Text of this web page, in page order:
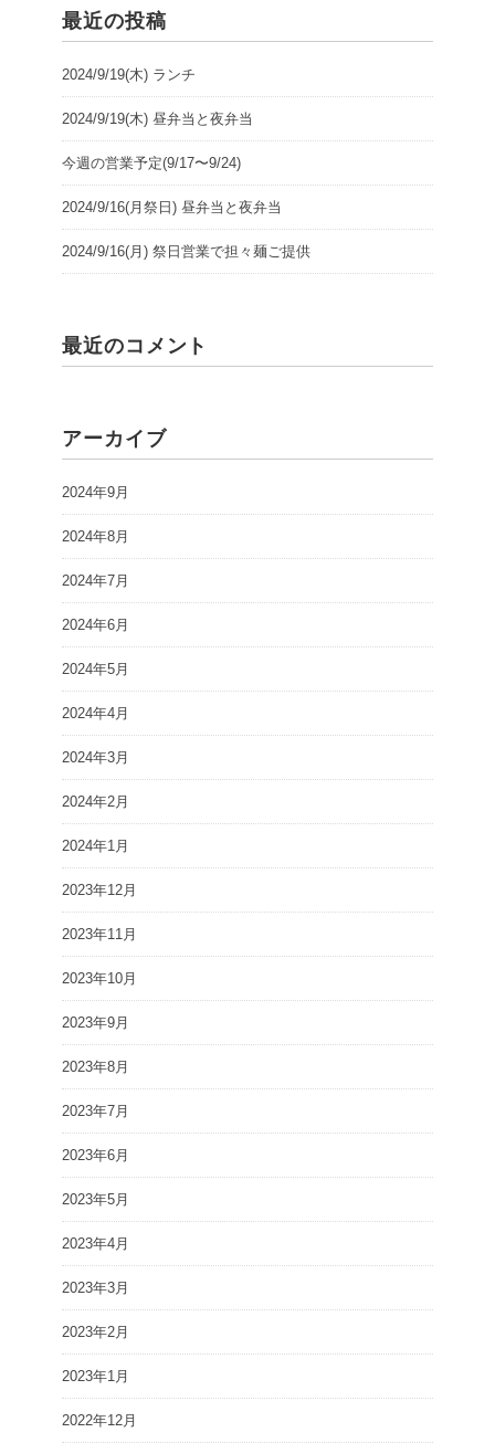
最近の投稿
2024/9/19(木) ランチ
2024/9/19(木) 昼弁当と夜弁当
今週の営業予定(9/17〜9/24)
2024/9/16(月祭日) 昼弁当と夜弁当
2024/9/16(月) 祭日営業で担々麺ご提供
最近のコメント
アーカイブ
2024年9月
2024年8月
2024年7月
2024年6月
2024年5月
2024年4月
2024年3月
2024年2月
2024年1月
2023年12月
2023年11月
2023年10月
2023年9月
2023年8月
2023年7月
2023年6月
2023年5月
2023年4月
2023年3月
2023年2月
2023年1月
2022年12月